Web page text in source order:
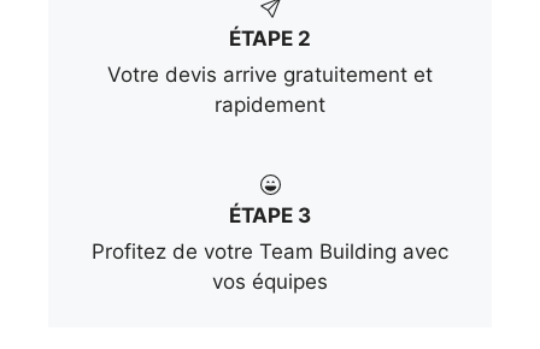
ÉTAPE 2
Votre devis arrive gratuitement et
rapidement
ÉTAPE 3
Profitez de votre Team Building avec
vos équipes